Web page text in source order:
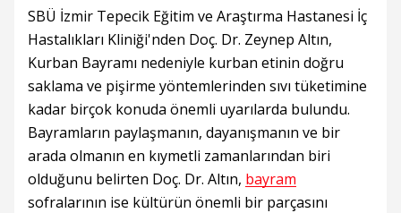
SBÜ İzmir Tepecik Eğitim ve Araştırma Hastanesi İç
Hastalıkları Kliniği'nden Doç. Dr. Zeynep Altın,
Kurban Bayramı nedeniyle kurban etinin doğru
saklama ve pişirme yöntemlerinden sıvı tüketimine
kadar birçok konuda önemli uyarılarda bulundu.
Bayramların paylaşmanın, dayanışmanın ve bir
arada olmanın en kıymetli zamanlarından biri
olduğunu belirten Doç. Dr. Altın, bayram
sofralarının ise kültürün önemli bir parçasını